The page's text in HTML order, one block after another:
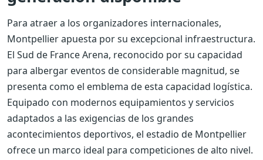
Para atraer a los organizadores internacionales,
Montpellier apuesta por su excepcional infraestructura.
El Sud de France Arena, reconocido por su capacidad
para albergar eventos de considerable magnitud, se
presenta como el emblema de esta capacidad logística.
Equipado con modernos equipamientos y servicios
adaptados a las exigencias de los grandes
acontecimientos deportivos, el estadio de Montpellier
ofrece un marco ideal para competiciones de alto nivel.